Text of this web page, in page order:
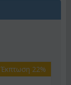
Έκπτωση 22%